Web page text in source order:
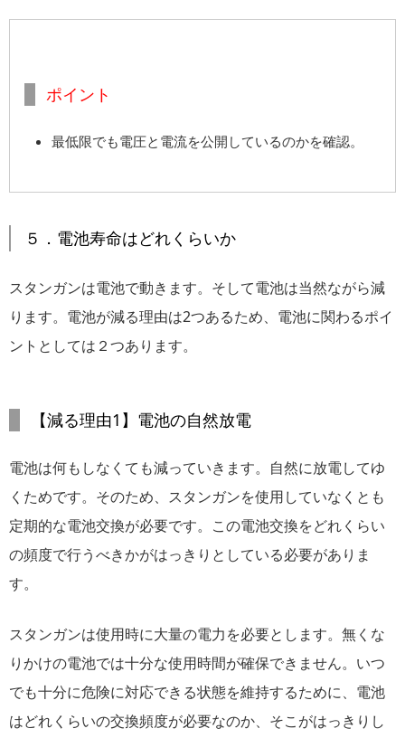
ポイント
最低限でも電圧と電流を公開しているのかを確認。
５．電池寿命はどれくらいか
スタンガンは電池で動きます。そして電池は当然ながら減
ります。電池が減る理由は2つあるため、電池に関わるポイ
ントとしては２つあります。
【減る理由1】電池の自然放電
電池は何もしなくても減っていきます。自然に放電してゆ
くためです。そのため、スタンガンを使用していなくとも
定期的な電池交換が必要です。この電池交換をどれくらい
の頻度で行うべきかがはっきりとしている必要がありま
す。
スタンガンは使用時に大量の電力を必要とします。無くな
りかけの電池では十分な使用時間が確保できません。いつ
でも十分に危険に対応できる状態を維持するために、電池
はどれくらいの交換頻度が必要なのか、そこがはっきりし